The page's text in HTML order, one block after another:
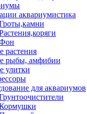
аквариумистика
растения
рыбы, амфибии
улитки
для аквариумов